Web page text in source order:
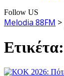
Follow US
Melodia 88FM >
Ετικέτα: